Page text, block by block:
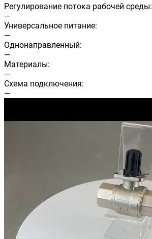
Регулирование потока рабочей среды:
—
Универсальное питание:
—
Однонаправленный:
—
Материалы:
—
Схема подключения:
—